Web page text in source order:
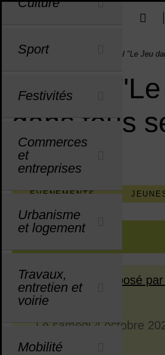
Menu de raccourcis
Sport
Festivités
Commerces
et
entreprises
Urbanisme
et logement
Travaux,
entretien et
voirie
Mobilité
Vous êtes ici :
Accueil Festival "Le Jeu
Festival
dans tous
états" 3
ÉVÉNEMENTS
Sommaire
INFOS PRATIQUES
Événement proposé
Dates en cours
Dates passées
Le samedi 4 octobre
19h00